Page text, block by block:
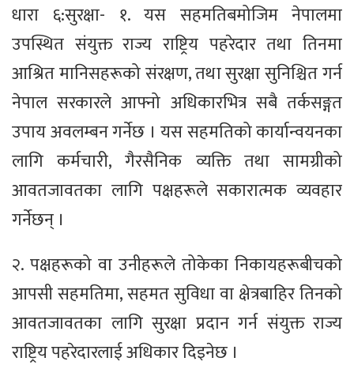
धारा ६:सुरक्षा- १. यस सहमतिबमोजिम नेपालमा
उपस्थित संयुक्त राज्य राष्ट्रिय पहरेदार तथा तिनमा
आश्रित मानिसहरूको संरक्षण, तथा सुरक्षा सुनिश्चित गर्न
नेपाल सरकारले आफ्नो अधिकारभित्र सबै तर्कसङ्गत
उपाय अवलम्बन गर्नेछ । यस सहमतिको कार्यान्वयनका
लागि कर्मचारी, गैरसैनिक व्यक्ति तथा सामग्रीको
आवतजावतका लागि पक्षहरूले सकारात्मक व्यवहार
गर्नेछन् ।
२. पक्षहरूको वा उनीहरूले तोकेका निकायहरूबीचको
आपसी सहमतिमा, सहमत सुविधा वा क्षेत्रबाहिर तिनको
आवतजावतका लागि सुरक्षा प्रदान गर्न संयुक्त राज्य
राष्ट्रिय पहरेदारलाई अधिकार दिइनेछ ।